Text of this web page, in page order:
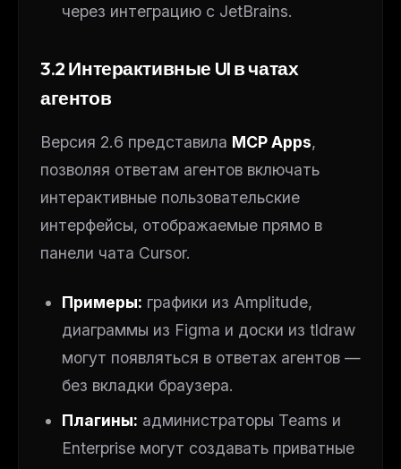
через интеграцию с JetBrains.
3.2 Интерактивные UI в чатах
агентов
Версия 2.6 представила MCP Apps,
позволяя ответам агентов включать
интерактивные пользовательские
интерфейсы, отображаемые прямо в
панели чата Cursor.
Примеры: графики из Amplitude,
диаграммы из Figma и доски из tldraw
могут появляться в ответах агентов —
без вкладки браузера.
Плагины: администраторы Teams и
Enterprise могут создавать приватные